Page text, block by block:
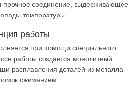
прочное соединение, выдерживающее
температуры.
работы
при помощи специального
работы создается монолитный
расплавления деталей из металла
сжиманием.